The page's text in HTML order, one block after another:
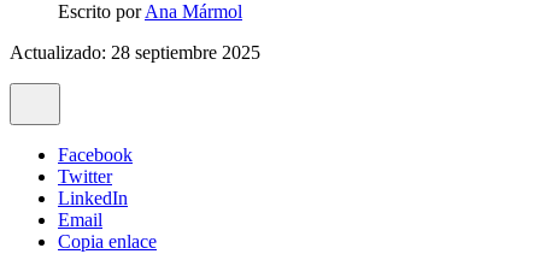
Escrito porAna Mármol
Actualizado: 28 septiembre 2025
Facebook
Twitter
LinkedIn
Email
Copia enlace